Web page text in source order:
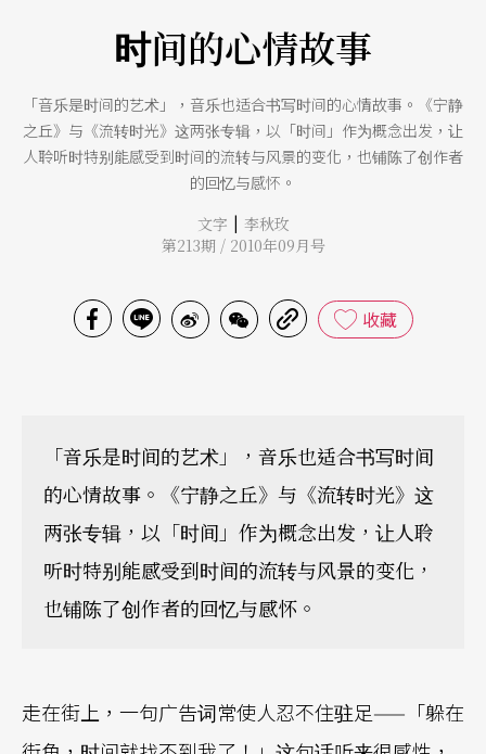
时间的心情故事
「音乐是时间的艺术」，音乐也适合书写时间的心情故事。《宁静
之丘》与《流转时光》这两张专辑，以「时间」作为概念出发，让
人聆听时特别能感受到时间的流转与风景的变化，也铺陈了创作者
的回忆与感怀。
文字 | 李秋玫
第213期 / 2010年09月号
收藏
「音乐是时间的艺术」，音乐也适合书写时间
的心情故事。《宁静之丘》与《流转时光》这
两张专辑，以「时间」作为概念出发，让人聆
听时特别能感受到时间的流转与风景的变化，
也铺陈了创作者的回忆与感怀。
走在街上，一句广告词常使人忍不住驻足——「躲在